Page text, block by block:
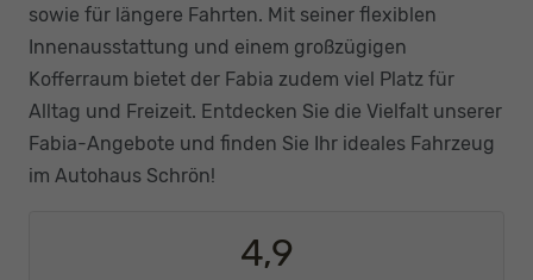
sowie für längere Fahrten. Mit seiner flexiblen
Innenausstattung und einem großzügigen
Kofferraum bietet der Fabia zudem viel Platz für
Alltag und Freizeit. Entdecken Sie die Vielfalt unserer
Fabia-Angebote und finden Sie Ihr ideales Fahrzeug
im Autohaus Schrön!
4,9